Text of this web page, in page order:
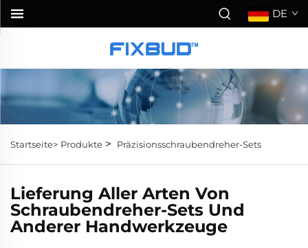
DE
Startseite> Produkte > Präzisionsschraubendreher-Sets
Lieferung Aller Arten Von
Schraubendreher-Sets Und
Anderer Handwerkzeuge